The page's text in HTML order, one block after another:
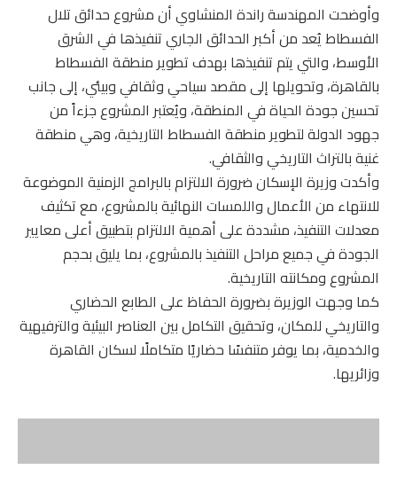
وأوضحت المهندسة راندة المنشاوي أن مشروع حدائق تلال
الفسطاط يُعد من أكبر الحدائق الجاري تنفيذها في الشرق
الأوسط، والتي يتم تنفيذها بهدف تطوير منطقة الفسطاط
بالقاهرة، وتحويلها إلى مقصد سياحي وثقافي وبيئي، إلى جانب
تحسين جودة الحياة في المنطقة، ويُعتبر المشروع جزءاً من
جهود الدولة لتطوير منطقة الفسطاط التاريخية، وهي منطقة
غنية بالتراث التاريخي والثقافي.
وأكدت وزيرة الإسكان ضرورة الالتزام بالبرامج الزمنية الموضوعة
للانتهاء من الأعمال واللمسات النهائية بالمشروع، مع تكثيف
معدلات التنفيذ، مشددة على أهمية الالتزام بتطبيق أعلى معايير
الجودة في جميع مراحل التنفيذ بالمشروع، بما يليق بحجم
المشروع ومكانته التاريخية.
كما وجهت الوزيرة بضرورة الحفاظ على الطابع الحضاري
والتاريخي للمكان، وتحقيق التكامل بين العناصر البيئية والترفيهية
والخدمية، بما يوفر متنفسًا حضاريًا متكاملًا لسكان القاهرة
وزائريها.